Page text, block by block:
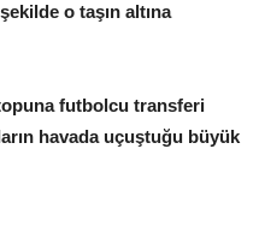
o taşın altına
futbolcu transferi
havada uçuştuğu büyük